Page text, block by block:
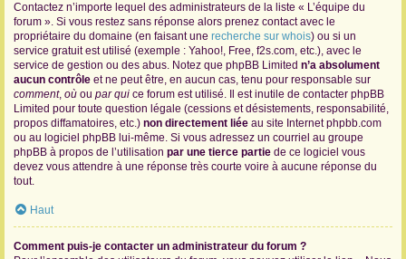
Contactez n’importe lequel des administrateurs de la liste « L’équipe du
forum ». Si vous restez sans réponse alors prenez contact avec le
propriétaire du domaine (en faisant une recherche sur whois) ou si un
service gratuit est utilisé (exemple : Yahoo!, Free, f2s.com, etc.), avec le
service de gestion ou des abus. Notez que phpBB Limited n’a absolument
aucun contrôle et ne peut être, en aucun cas, tenu pour responsable sur
comment, où ou par qui ce forum est utilisé. Il est inutile de contacter phpBB
Limited pour toute question légale (cessions et désistements, responsabilité,
propos diffamatoires, etc.) non directement liée au site Internet phpbb.com
ou au logiciel phpBB lui-même. Si vous adressez un courriel au groupe
phpBB à propos de l’utilisation par une tierce partie de ce logiciel vous
devez vous attendre à une réponse très courte voire à aucune réponse du
tout.
Haut
Comment puis-je contacter un administrateur du forum ?